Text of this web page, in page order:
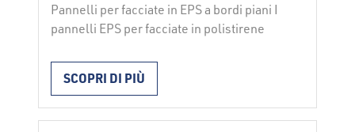
Pannelli per facciate in EPS a bordi piani I
pannelli EPS per facciate in polistirene
per l’isolamento termico nei sistemi di
facciata ETICS in conformità con ETAG
004. I pannelli vengono installati con
collanti per facciata o con l’aggiunta di
SCOPRI DI PIÙ